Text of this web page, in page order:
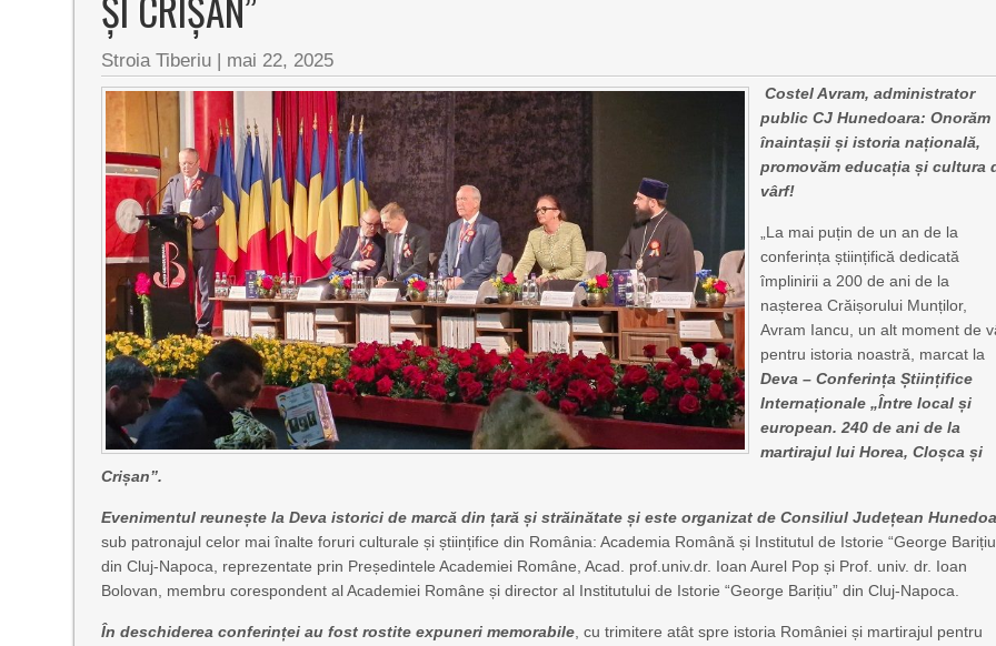
Stroia Tiberiu | mai 22, 2025
Costel Avram, administrator
public CJ Hunedoara: Onorăm
înaintașii și istoria națională,
promovăm educația și cultura
vârf!
„La mai puțin de un an de la
conferința științifică dedicată
împlinirii a 200 de ani de la
nașterea Crăișorului Munților,
Avram Iancu, un alt moment de
pentru istoria noastră, marcat la
Deva – Conferința Științifice
Internaționale „Între local și
european. 240 de ani de la
martirajul lui Horea, Cloșca și
Crișan”.
Evenimentul reunește la Deva istorici de marcă din țară și străinătate și este organizat de Consiliul Județean
sub patronajul celor mai înalte foruri culturale și științifice din România: Academia Română și Institutul de Istorie “George
din Cluj-Napoca, reprezentate prin Președintele Academiei Române, Acad. prof.univ.dr. Ioan Aurel Pop și Prof. univ. dr. Ioan
Bolovan, membru corespondent al Academiei Române și director al Institutului de Istorie “George Barițiu” din Cluj-Napoca.
În deschiderea conferinței au fost rostite expuneri memorabile , cu trimitere atât spre istoria României și martirajul pentru